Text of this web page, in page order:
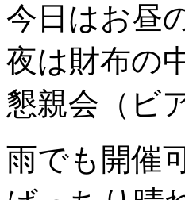
今日はお昼
夜は財布の
懇親会（ビ
雨でも開催